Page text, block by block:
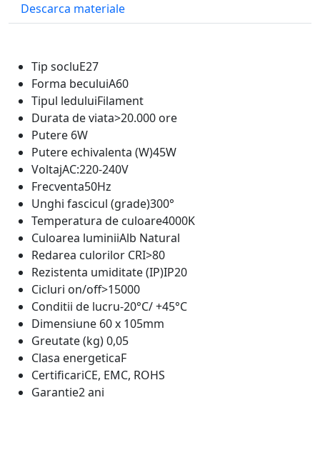
Descarca materiale
Tip socluE27
Forma beculuiA60
Tipul leduluiFilament
Durata de viata>20.000 ore
Putere 6W
Putere echivalenta (W)45W
VoltajAC:220-240V
Frecventa50Hz
Unghi fascicul (grade)300°
Temperatura de culoare4000K
Culoarea luminiiAlb Natural
Redarea culorilor CRI>80
Rezistenta umiditate (IP)IP20
Cicluri on/off>15000
Conditii de lucru-20°C/ +45°C
Dimensiune 60 x 105mm
Greutate (kg)0,05
Clasa energeticaF
CertificariCE, EMC, ROHS
Garantie2 ani